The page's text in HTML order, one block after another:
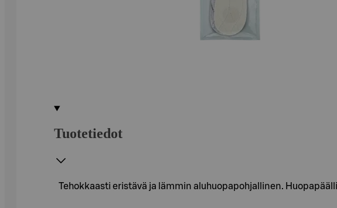
Tuotetiedot
Tehokkaasti eristävä ja lämmin aluhuopapohjallinen.